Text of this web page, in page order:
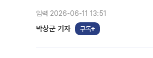
입력 2026-06-11 13:51
박상군 기자 구독